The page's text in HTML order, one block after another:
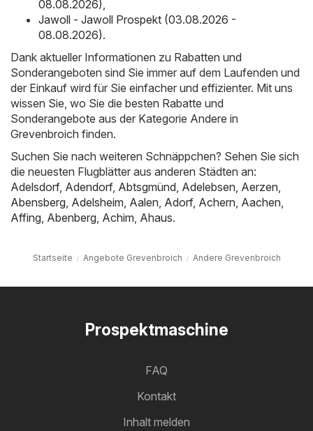
08.08.2026),
Jawoll - Jawoll Prospekt (03.08.2026 -
08.08.2026).
Dank aktueller Informationen zu Rabatten und
Sonderangeboten sind Sie immer auf dem Laufenden und
der Einkauf wird für Sie einfacher und effizienter. Mit uns
wissen Sie, wo Sie die besten Rabatte und
Sonderangebote aus der Kategorie Andere in
Grevenbroich finden.
Suchen Sie nach weiteren Schnäppchen? Sehen Sie sich
die neuesten Flugblätter aus anderen Städten an:
Adelsdorf, Adendorf, Abtsgmünd, Adelebsen, Aerzen,
Abensberg, Adelsheim, Aalen, Adorf, Achern, Aachen,
Affing, Abenberg, Achim, Ahaus.
Startseite Angebote Grevenbroich Andere Grevenbroich
Prospektmaschine
FAQ
Kontakt
Inhalt melden